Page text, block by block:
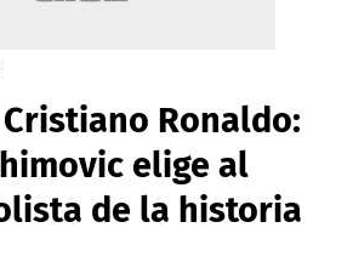
Ronaldo:
elige al
de la historia